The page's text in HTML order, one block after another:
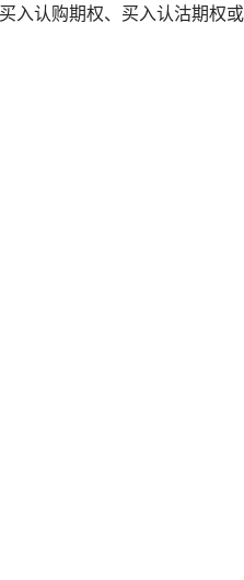
认购期权、买入认沽期权